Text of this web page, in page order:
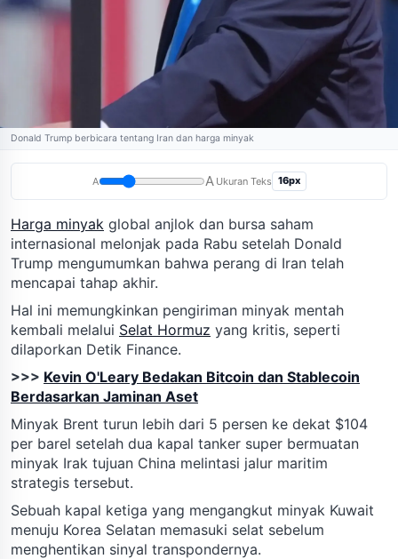
Donald Trump berbicara tentang Iran dan harga minyak
A A Ukuran Teks 16px
Harga minyak global anjlok dan bursa saham
internasional melonjak pada Rabu setelah Donald
Trump mengumumkan bahwa perang di Iran telah
mencapai tahap akhir.
Hal ini memungkinkan pengiriman minyak mentah
kembali melalui Selat Hormuz yang kritis, seperti
dilaporkan Detik Finance.
>>> Kevin O'Leary Bedakan Bitcoin dan Stablecoin
Berdasarkan Jaminan Aset
Minyak Brent turun lebih dari 5 persen ke dekat $104
per barel setelah dua kapal tanker super bermuatan
minyak Irak tujuan China melintasi jalur maritim
strategis tersebut.
Sebuah kapal ketiga yang mengangkut minyak Kuwait
menuju Korea Selatan memasuki selat sebelum
menghentikan sinyal transpondernya.